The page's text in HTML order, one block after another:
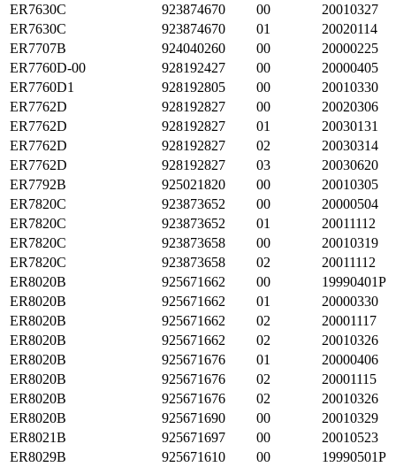
ER7630C
923874670 00
20010327
ER7630C
923874670 01
20020114
ER7707B
924040260 00
20000225
ER7760D-00
928192427 00
20000405
ER7760D1
928192805 00
20010330
ER7762D
928192827 00
20020306
ER7762D
928192827 01
20030131
ER7762D
928192827 02
20030314
ER7762D
928192827 03
20030620
ER7792B
925021820 00
20010305
ER7820C
923873652 00
20000504
ER7820C
923873652 01
20011112
ER7820C
923873658 00
20010319
ER7820C
923873658 02
20011112
ER8020B
925671662 00
19990401P
ER8020B
925671662 01
20000330
ER8020B
925671662 02
20001117
ER8020B
925671662 02
20010326
ER8020B
925671676 01
20000406
ER8020B
925671676 02
20001115
ER8020B
925671676 02
20010326
ER8020B
925671690 00
20010329
ER8021B
925671697 00
20010523
ER8029B
925671610 00
19990501P